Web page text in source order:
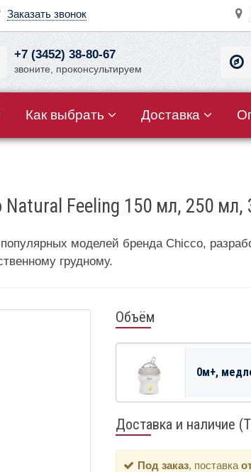
Заказать звонок
+7 (3452) 38-80-67
звоните, проконсультируем
Как выбрать Доставка
Feeling 150 мл, 250 мл,
моделей бренда Chicco,
грудному.
Объём
0м+,
Доставка и наличие
Под заказ, поставка